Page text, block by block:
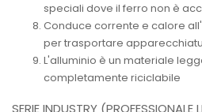
speciali dove il ferro non è
Conduce corrente e calore
per trasportare
L'alluminio è un materiale
completamente riciclabile
SERIE INDUSTRY (PROFESSIONALE